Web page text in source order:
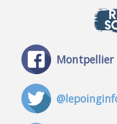
Montpellier